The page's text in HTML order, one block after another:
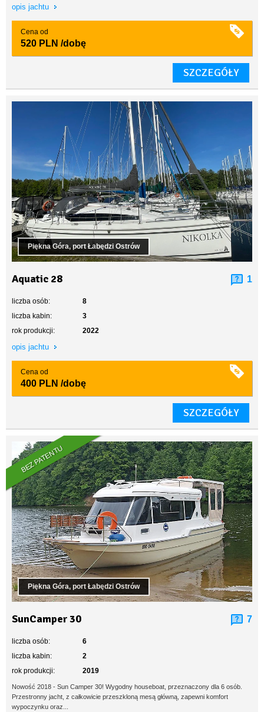
opis jachtu
Cena od
520 PLN /dobę
SZCZEGÓŁY
Piękna Góra, port Łabędzi Ostrów
Aquatic 28 1
liczba osób:
8
liczba kabin:
3
rok produkcji:
2022
opis jachtu
Cena od
400 PLN /dobę
SZCZEGÓŁY
BEZ PATENTU
Piękna Góra, port Łabędzi Ostrów
SunCamper 30 7
liczba osób:
6
liczba kabin:
2
rok produkcji:
2019
Nowość 2018 - Sun Camper 30! Wygodny houseboat, przeznaczony dla 6 osób.
Przestronny jacht, z całkowicie przeszkloną mesą główną, zapewni komfort
wypoczynku oraz...